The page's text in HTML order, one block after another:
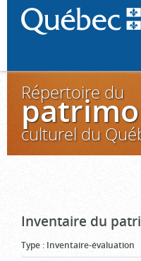
Répertoire du
culturel du
Inventaire du
Type : Inventaire-évaluation